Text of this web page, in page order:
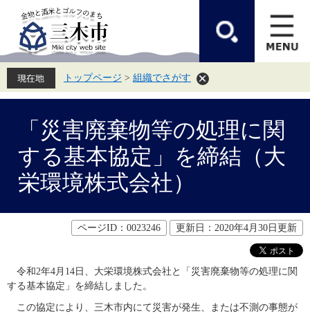
先
頭
す。
を
飛
し
トップページ > 組織でさがす
「災害廃棄物等の処理に関
する基本協定」を締結（大
栄環境株式会社）
ページID：0023246 更新日：2020年4月30日更新
令和2年4月14日、大栄環境株式会社と「災害廃棄物等の処理に関
する基本協定」を締結しました。
この協定により、三木市内にて災害が発生、または不測の事態が